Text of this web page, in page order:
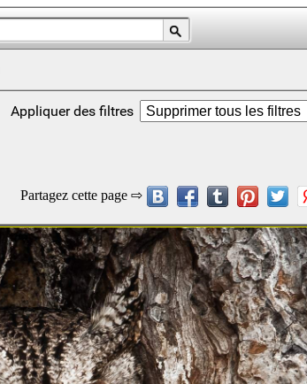
Appliquer des filtres